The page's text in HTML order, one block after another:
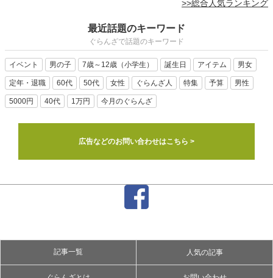
>>総合人気ランキング
最近話題のキーワード
ぐらんざで話題のキーワード
イベント 男の子 7歳～12歳（小学生） 誕生日 アイテム 男女
定年・退職 60代 50代 女性 ぐらんざ人 特集 予算 男性
5000円 40代 1万円 今月のぐらんざ
広告などのお問い合わせはこちら >
記事一覧 人気の記事